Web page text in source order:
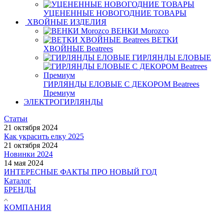
УЦЕНЕННЫЕ НОВОГОДНИЕ ТОВАРЫ
ХВОЙНЫЕ ИЗДЕЛИЯ
ВЕНКИ Morozco
ВЕТКИ
ХВОЙНЫЕ Beatrees
ГИРЛЯНДЫ ЕЛОВЫЕ
ГИРЛЯНДЫ ЕЛОВЫЕ С ДЕКОРОМ Beatrees
Премиум
ЭЛЕКТРОГИРЛЯНДЫ
Статьи
21 октября 2024
Как украсить елку 2025
21 октября 2024
Новинки 2024
14 мая 2024
ИНТЕРЕСНЫЕ ФАКТЫ ПРО НОВЫЙ ГОД
Каталог
БРЕНДЫ
КОМПАНИЯ